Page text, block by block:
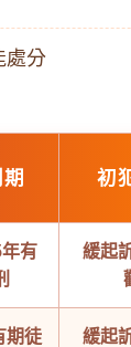
處分
初
有
緩起
期徒
緩起